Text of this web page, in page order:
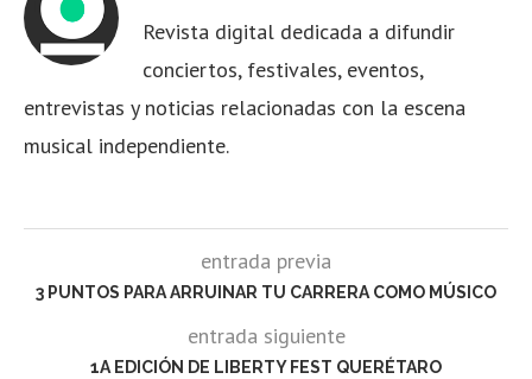
Revista digital dedicada a difundir
conciertos, festivales, eventos,
entrevistas y noticias relacionadas con la escena
musical independiente.
entrada previa
3 PUNTOS PARA ARRUINAR TU CARRERA COMO MÚSICO
entrada siguiente
1A EDICIÓN DE LIBERTY FEST QUERÉTARO